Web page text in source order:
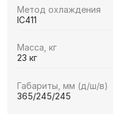
Метод охлаждения
IC411
Масса, кг
23 кг
Габариты, мм (д/ш/в)
365/245/245